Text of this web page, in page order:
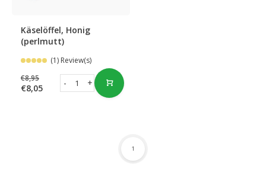
Käselöffel, Honig
(perlmutt)
(1) Review(s)
€8,95
€8,05 +
-
1